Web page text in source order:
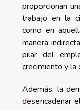
proporcionan
trabajo en la
como en
manera
pilar del
crecimiento y la
Además, la
desencadenar